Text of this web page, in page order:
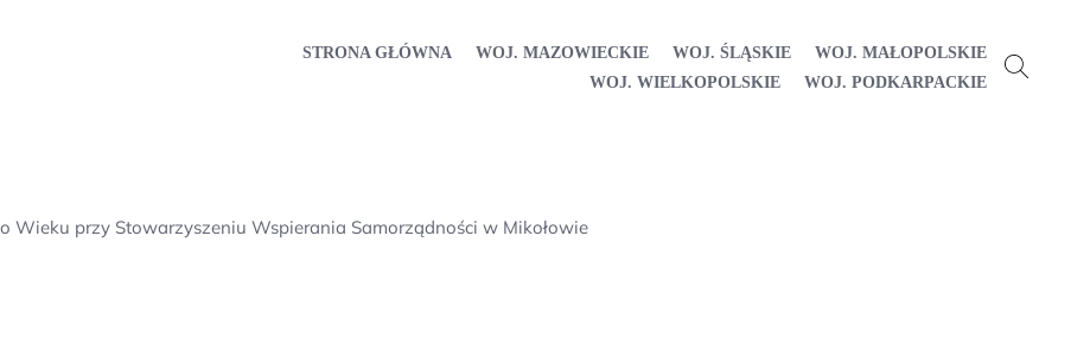
STRONA GŁÓWNA WOJ. MAZOWIECKIE WOJ. ŚLĄSKIE
WOJ. MAŁOPOLSKIE
WOJ. WIELKOPOLSKIE
WOJ. PODKARPACKIE
Wieku przy Stowarzyszeniu Wspierania Samorządności w Mikołowie